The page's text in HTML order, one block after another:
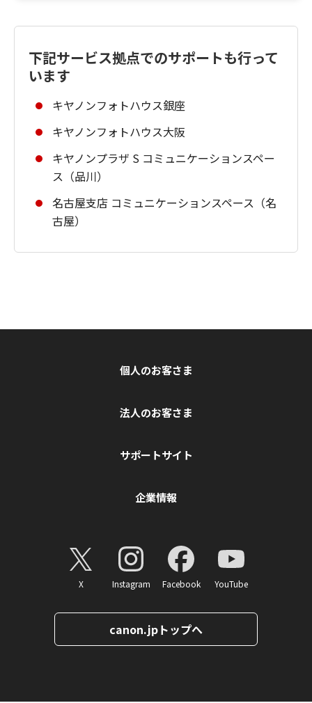
下記サービス拠点でのサポートも行って
います
キヤノンフォトハウス銀座
キヤノンフォトハウス大阪
キヤノンプラザ S コミュニケーションスペー
ス（品川）
名古屋支店 コミュニケーションスペース（名
古屋）
個人のお客さま
法人のお客さま
サポートサイト
企業情報
X Instagram Facebook YouTube
canon.jpトップへ